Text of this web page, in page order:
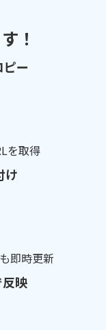
！
ー
を取得
け
即時更新
映